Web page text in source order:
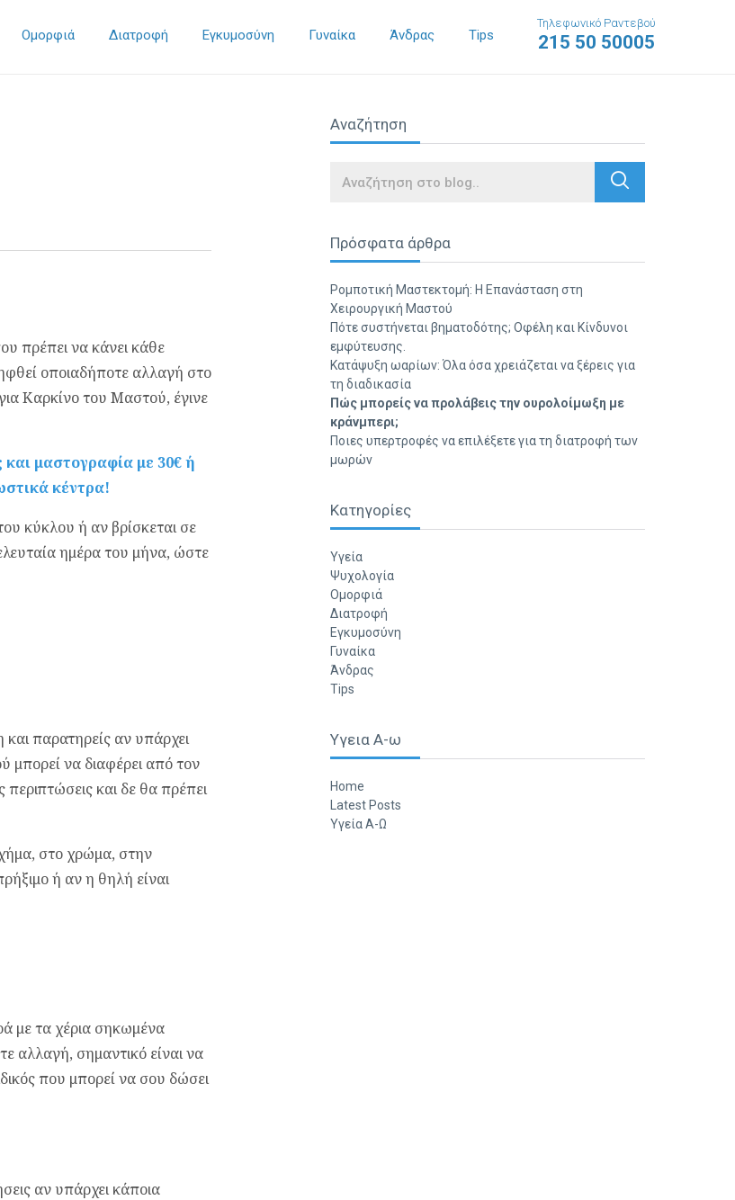
Ομορφιά Διατροφή Εγκυμοσύνη Γυναίκα Άνδρας Tips
Τηλεφωνικό Ραντεβού
215 50 50005
πρέπει να κάνει κάθε
οποιαδήποτε αλλαγή στο
Καρκίνο του Μαστού, έγινε
μαστογραφία με 30€ ή
κέντρα!
κύκλου ή αν βρίσκεται σε
ημέρα του μήνα, ώστε
παρατηρείς αν υπάρχει
μπορεί να διαφέρει από τον
περιπτώσεις και δε θα πρέπει
στο χρώμα, στην
ή αν η θηλή είναι
με τα χέρια σηκωμένα
αλλαγή, σημαντικό είναι να
που μπορεί να σου δώσει
αν υπάρχει κάποια
Αναζήτηση
Search
Πρόσφατα άρθρα
Ρομποτική Μαστεκτομή: Η Επανάσταση στη
Χειρουργική Μαστού
Πότε συστήνεται βηματοδότης; Οφέλη και Κίνδυνοι
εμφύτευσης.
Κατάψυξη ωαρίων: Όλα όσα χρειάζεται να ξέρεις για
τη διαδικασία
Πώς μπορείς να προλάβεις την ουρολοίμωξη με
κράνμπερι;
Ποιες υπερτροφές να επιλέξετε για τη διατροφή των
μωρών
Κατηγορίες
Υγεία
Ψυχολογία
Ομορφιά
Διατροφή
Εγκυμοσύνη
Γυναίκα
Άνδρας
Tips
Υγεια Α-ω
Home
Latest Posts
Υγεία Α-Ω